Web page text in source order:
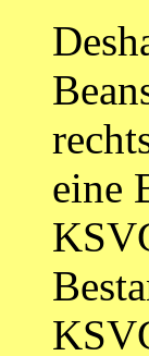
eine